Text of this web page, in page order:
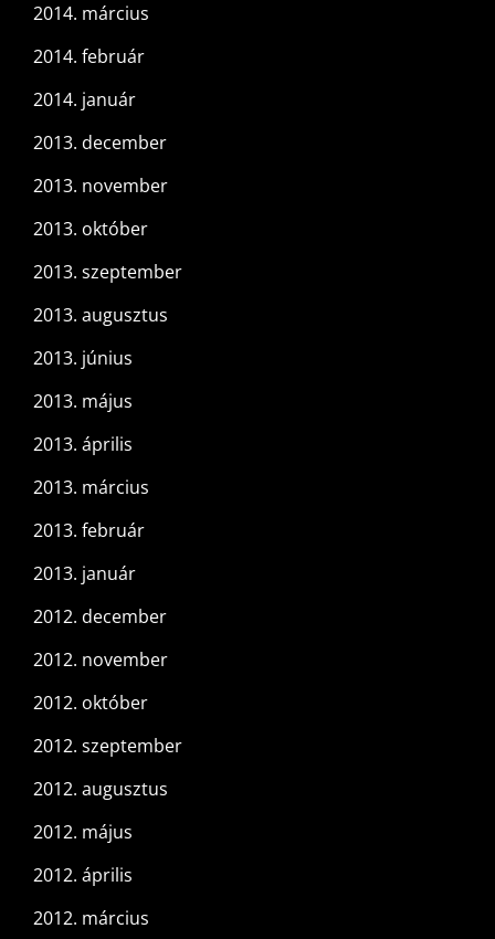
2014. március
2014. február
2014. január
2013. december
2013. november
2013. október
2013. szeptember
2013. augusztus
2013. június
2013. május
2013. április
2013. március
2013. február
2013. január
2012. december
2012. november
2012. október
2012. szeptember
2012. augusztus
2012. május
2012. április
2012. március